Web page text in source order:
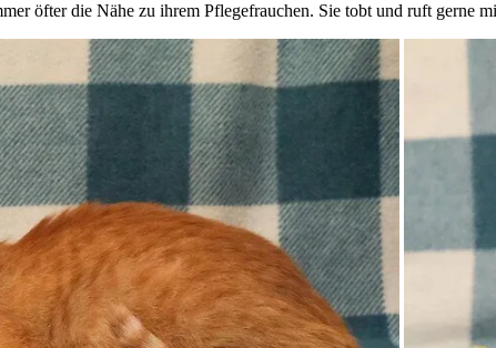
öfter die Nähe zu ihrem Pflegefrauchen. Sie tobt und ruft gerne